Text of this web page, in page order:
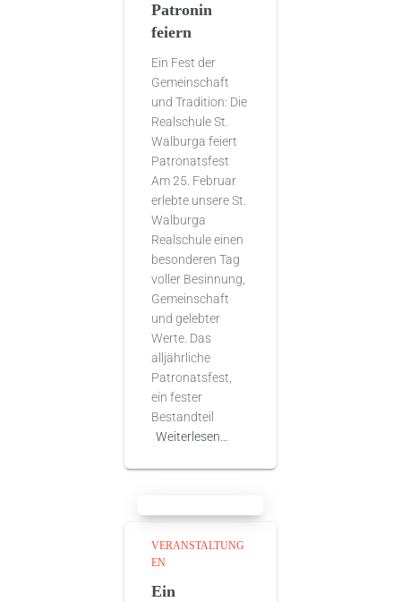
Patronin
feiern
Ein Fest der
Gemeinschaft
und Tradition: Die
Realschule St.
Walburga feiert
Patronatsfest
Am 25. Februar
erlebte unsere St.
Walburga
Realschule einen
besonderen Tag
voller Besinnung,
Gemeinschaft
und gelebter
Werte. Das
alljährliche
Patronatsfest,
ein fester
Bestandteil
Weiterlesen…
VERANSTALTUNG
EN
Ein